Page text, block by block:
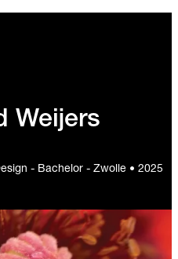
Weijers
- Bachelor - Zwolle • 2025